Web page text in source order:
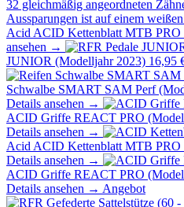
Acid ACID Kettenblatt MTB PRO
ansehen →
JUNIOR (Modelljahr 2023) 16,95
Schwalbe SMART SAM Perf
Details ansehen →
ACID Griffe REACT PRO
Details ansehen →
Acid ACID Kettenblatt MTB PRO
Details ansehen →
ACID Griffe REACT PRO
Details ansehen → Angebot